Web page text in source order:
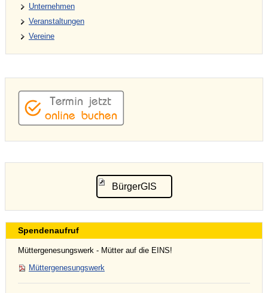
Unternehmen
Veranstaltungen
Vereine
BürgerGIS
Spendenaufruf
Müttergenesungswerk - Mütter auf die EINS!
Müttergenesungswerk